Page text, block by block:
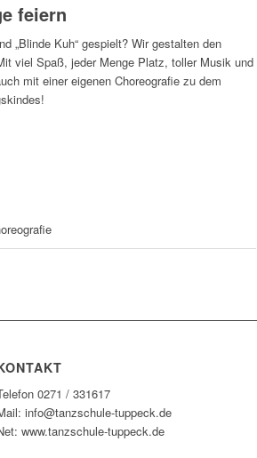
feiern
„Blinde Kuh“ gespielt? Wir gestalten den
viel Spaß, jeder Menge Platz, toller Musik und
mit einer eigenen Choreografie zu dem
0271 / 331617
info@tanzschule-tuppeck.de
www.tanzschule-tuppeck.de